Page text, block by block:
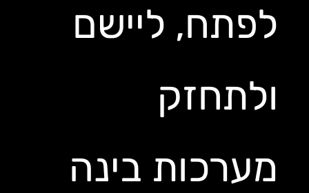
לפתח, ליישם
ולתחזק
מערכות בינה